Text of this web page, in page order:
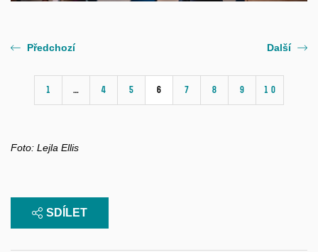
Předchozí
1 … 4 5 6 7 8 9 10
Další
Foto: Lejla Ellis
SDÍLET